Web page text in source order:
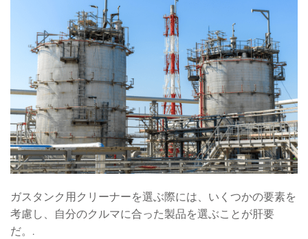
ガスタンク用クリーナーを選ぶ際には、いくつかの要素を
考慮し、自分のクルマに合った製品を選ぶことが肝要
だ。.